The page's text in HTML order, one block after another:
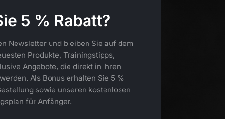
5 % Rabatt?
Newsletter und bleiben Sie auf dem
Produkte, Trainingstipps,
Angebote, die direkt in Ihren
Als Bonus erhalten Sie 5 %
sowie unseren kostenlosen
für Anfänger.